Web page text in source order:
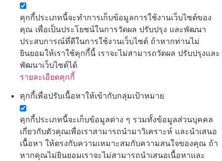
คุกกี้ประเภทนี้จะทำการเก็บข้อมูลการใช้งานเว็บไซต์ของ
คุณ เพื่อเป็นประโยชน์ในการวัดผล ปรับปรุง และพัฒนา
ประสบการณ์ที่ดีในการใช้งานเว็บไซต์ ถ้าหากท่านไม่
ยินยอมให้เราใช้คุกกี้นี้ เราจะไม่สามารถวัดผล ปรับปรุงและ
พัฒนาเว็บไซต์ได้
รายละเอียดคุกกี้
คุกกี้เพื่อปรับเนื้อหาให้เข้ากับกลุ่มเป้าหมาย
คุกกี้ประเภทนี้จะเก็บข้อมูลต่าง ๆ รวมทั้งข้อมูลส่วนบุคคล
เกี่ยวกับตัวคุณเพื่อเราสามารถนำมาวิเคราะห์ และนำเสนอ
เนื้อหา ให้ตรงกับความเหมาะสมกับความสนใจของคุณ ถ้า
หากคุณไม่ยินยอมเราจะไม่สามารถนำเสนอเนื้อหาและ